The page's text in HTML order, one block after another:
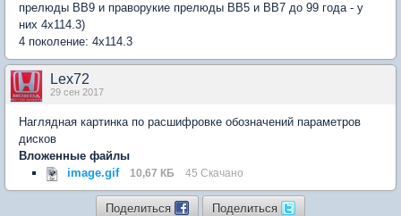
прелюды BB9 и праворукие прелюды BB5 и BB7 до 99 года - у
них 4х114.3)
4 поколение: 4x114.3
Lex72
29 сен 2017
Наглядная картинка по расшифровке обозначений параметров
дисков
Вложенные файлы
image.gif
10,67 КБ 45 Скачано
Поделиться Поделиться